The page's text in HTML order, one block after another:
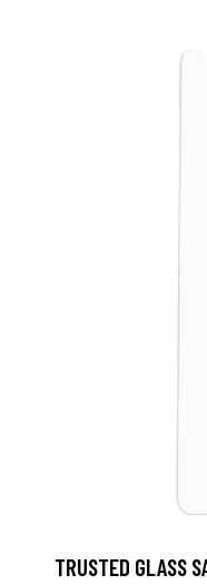
TRUSTED GLASS